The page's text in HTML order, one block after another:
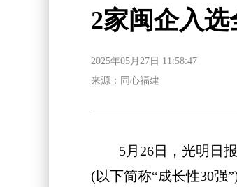
2家闽企入选
2025年05月27日 11:58:47
来源：同心福建
5月26日，光明日报
(以下简称“成长性30强”)